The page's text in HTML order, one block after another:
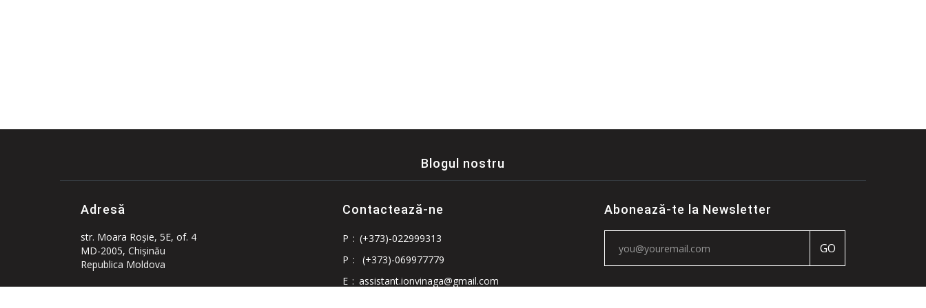
Blogul nostru
Adresă
str. Moara Roşie, 5E, of. 4
MD-2005, Chişinău
Republica Moldova
Contactează-ne
P : (+373)-022999313
P :
(+373)-069977779
E : assistant.ionvinaga@gmail.com
Abonează-te la Newsletter